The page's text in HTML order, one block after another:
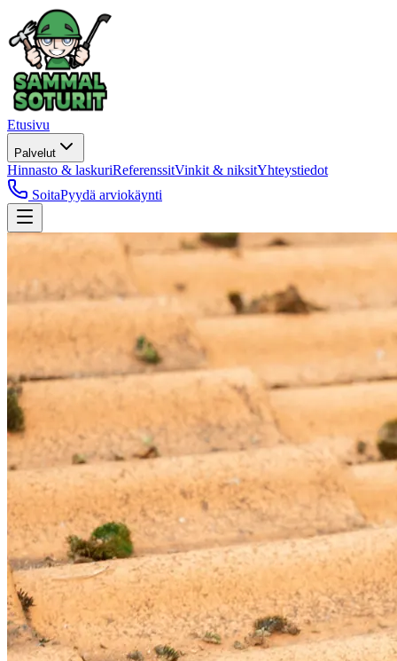
Etusivu
Palvelut
Hinnasto & laskuriReferenssitVinkit & niksitYhteystiedot
SoitaPyydä arviokäynti